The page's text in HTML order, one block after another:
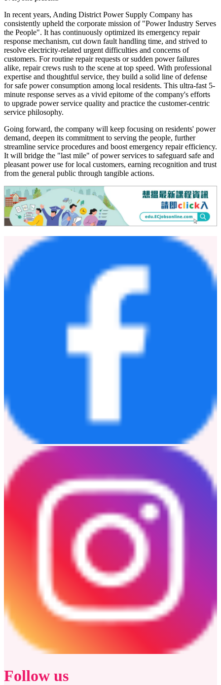
In recent years, Anding District Power Supply Company has
consistently upheld the corporate mission of "Power Industry Serves
the People". It has continuously optimized its emergency repair
response mechanism, cut down fault handling time, and strived to
resolve electricity-related urgent difficulties and concerns of
customers. For routine repair requests or sudden power failures
alike, repair crews rush to the scene at top speed. With professional
expertise and thoughtful service, they build a solid line of defense
for safe power consumption among local residents. This ultra-fast 5-
minute response serves as a vivid epitome of the company's efforts
to upgrade power service quality and practice the customer-centric
service philosophy.
Going forward, the company will keep focusing on residents' power
demand, deepen its commitment to serving the people, further
streamline service procedures and boost emergency repair efficiency.
It will bridge the "last mile" of power services to safeguard safe and
pleasant power use for local customers, earning recognition and trust
from the general public through tangible actions.
Follow us